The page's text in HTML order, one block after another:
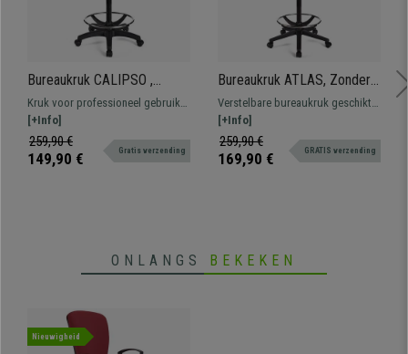
Bureaukruk CALIPSO ,
Verstelbare Rugleuning,
Dikke Vulling, in Groene Stof
Kruk voor professioneel gebruik
bekleed met stof. Verstelbaar, met
voetsteun, resistent en
comfortabel.
[+Info]
259,90 €
149,90 € Gratis verzending
Bureaukruk ATLAS, Zonder
Armleuningen, Verstelbare
rugleuning, Dikke Vulling, in
Rode Stof
Verstelbare bureaukruk geschikt
voor professioneel gebruik.
Robuust, resistent en
comfortabel.
[+Info]
259,90 €
169,90 € GRATIS verzending
ONLANGS BEKEKEN
Nieuwigheid